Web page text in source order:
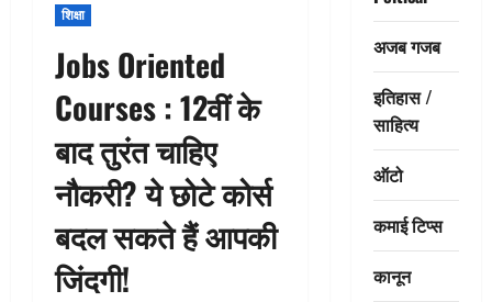
शिक्षा
Jobs Oriented
Courses : 12वीं के
बाद तुरंत चाहिए
नौकरी? ये छोटे कोर्स
बदल सकते हैं आपकी
जिंदगी!
अजब गजब
इतिहास /
साहित्य
ऑटो
कमाई टिप्स
कानून